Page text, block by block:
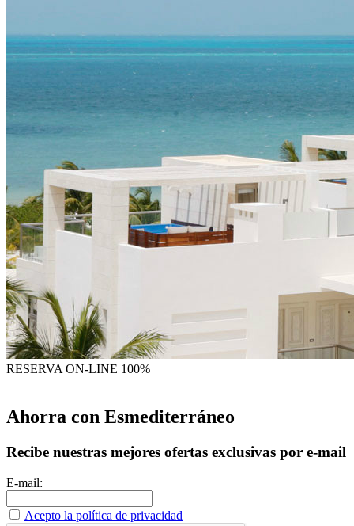
RESERVA ON-LINE 100%
Ahorra con Esmediterráneo
Recibe nuestras mejores ofertas exclusivas por e-mail
E-mail:
Acepto la política de privacidad